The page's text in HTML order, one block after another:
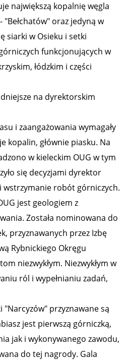
największą kopalnię węgla
oraz jedyną w
siarki w Osieku i setki
funkcjonujących w
łódzkim i części
na dyrektorskim
i zaangażowania wymagały
kopalin, głównie piasku. Na
w kieleckim OUG w tym
się decyzjami dyrektor
wstrzymanie robót górniczych.
jest geologiem z
Została nominowana do
przyznawanych przez Izbę
Rybnickiego Okręgu
niezwykłym. Niezwykłym w
ról i wypełnianiu zadań,
przyznawane są
jest pierwszą górniczką,
jak i wykonywanego zawodu,
do tej nagrody. Gala